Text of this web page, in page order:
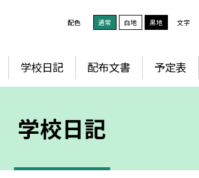
配色 通常 白地 黒地 文字
学校日記 配布文書 予定表
学校日記